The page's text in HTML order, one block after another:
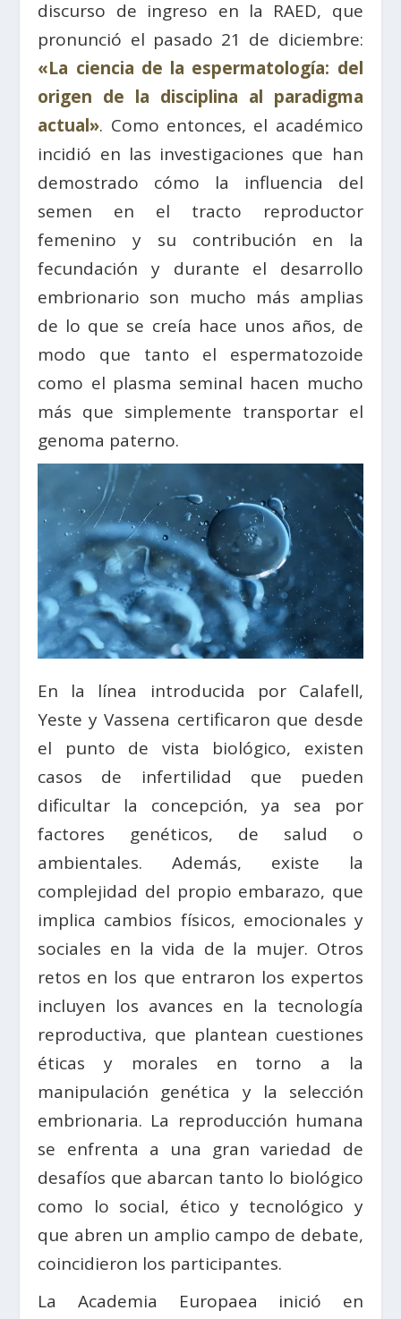
discurso de ingreso en la RAED, que
pronunció el pasado 21 de diciembre:
«La ciencia de la espermatología: del
origen de la disciplina al paradigma
actual». Como entonces, el académico
incidió en las investigaciones que han
demostrado cómo la influencia del
semen en el tracto reproductor
femenino y su contribución en la
fecundación y durante el desarrollo
embrionario son mucho más amplias
de lo que se creía hace unos años, de
modo que tanto el espermatozoide
como el plasma seminal hacen mucho
más que simplemente transportar el
genoma paterno.
En la línea introducida por Calafell,
Yeste y Vassena certificaron que desde
el punto de vista biológico, existen
casos de infertilidad que pueden
dificultar la concepción, ya sea por
factores genéticos, de salud o
ambientales. Además, existe la
complejidad del propio embarazo, que
implica cambios físicos, emocionales y
sociales en la vida de la mujer. Otros
retos en los que entraron los expertos
incluyen los avances en la tecnología
reproductiva, que plantean cuestiones
éticas y morales en torno a la
manipulación genética y la selección
embrionaria. La reproducción humana
se enfrenta a una gran variedad de
desafíos que abarcan tanto lo biológico
como lo social, ético y tecnológico y
que abren un amplio campo de debate,
coincidieron los participantes.
La Academia Europaea inició en